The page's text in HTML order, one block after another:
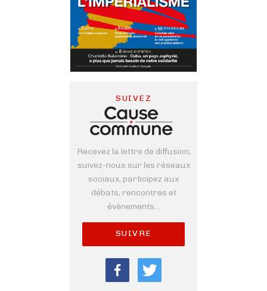
SUIVEZ
Recevez la lettre de diffusion,
suivez-nous sur les réseaux
sociaux, participez aux
débats, rencontres et
évènements...
SUIVRE